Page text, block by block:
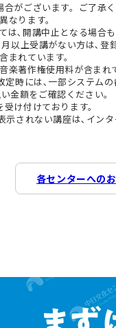
がございます。ご了承く
なります。
は､開講中止となる場合も
以上受講がない方は､登
まれています。
楽著作権使用料が含まれ
定時には､一部システム
金額をご確認ください。
け付けております。
示されない講座は､イン
各センターへの